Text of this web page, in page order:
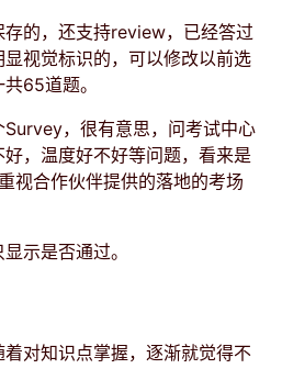
的，还支持review，已经答过
视觉标识的，可以修改以前选
65道题。
，很有意思，问考试中心
，温度好不好等问题，看来是
视合作伙伴提供的落地的考场
示是否通过。
对知识点掌握，逐渐就觉得不